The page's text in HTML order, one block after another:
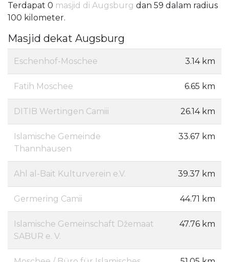
Terdapat 0 masjid di Augsburg dan 59 dalam radius
100 kilometer.
Masjid dekat Augsburg
Eschenhof-Moschee 3.14 km
Fatih Moschee 6.65 km
DITIB Wertingen Camiii 26.14 km
Islamische Gemeinde
Thannhausen
33.67 km
Ahl al-Bait Kulturverein e.V. 39.37 km
Germering Camii 44.71 km
Islamische Gemeinschaft Džemaat
SABUR e. V.
47.76 km